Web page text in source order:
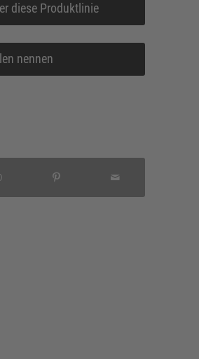
diese Produktlinie
nennen